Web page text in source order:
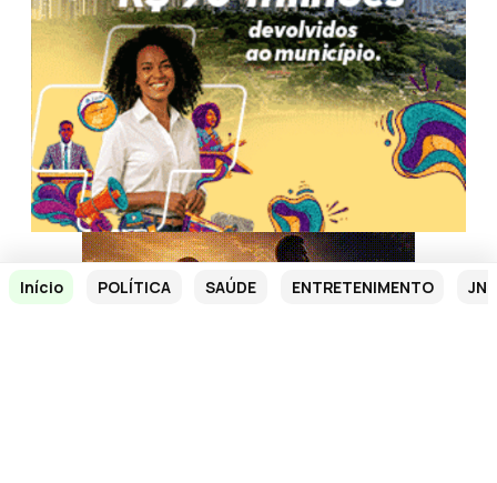
Início POLÍTICA SAÚDE ENTRETENIMENTO JN